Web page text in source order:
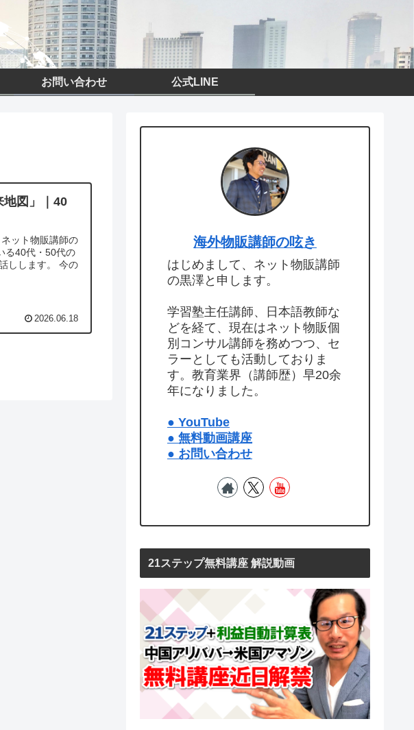
お問い合わせ 公式LINE
地図」｜40
ット物販講師の
る40代・50代の
しします。 今の
2026.06.18
海外物販講師の呟き
はじめまして、ネット物販講師
の黒澤と申します。
学習塾主任講師、日本語教師な
どを経て、現在はネット物販個
別コンサル講師を務めつつ、セ
ラーとしても活動しておりま
す。教育業界（講師歴）早20余
年になりました。
● YouTube
● 無料動画講座
● お問い合わせ
21ステップ無料講座 解説動画